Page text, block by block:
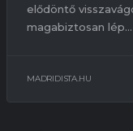
elődöntő
magabiztosan lép...
MADRIDISTA.HU